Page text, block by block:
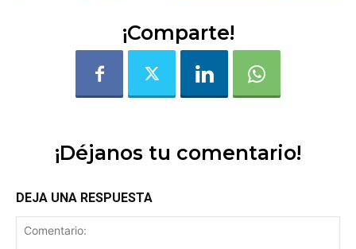
¡Comparte!
¡Déjanos tu comentario!
DEJA UNA RESPUESTA